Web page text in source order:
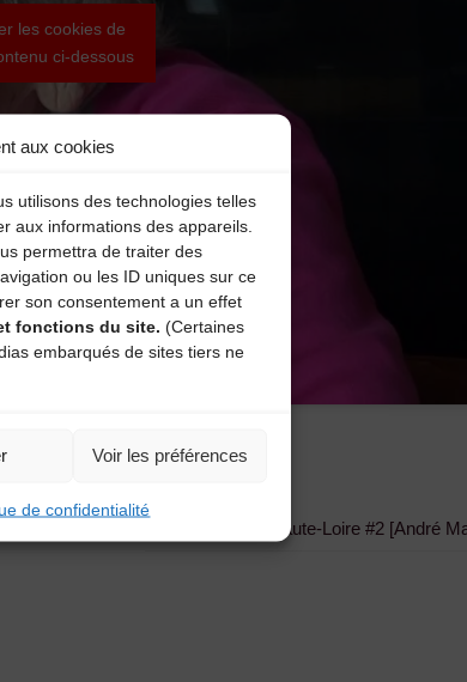
aux cookies
utilisons des technologies telles
aux informations des appareils.
permettra de traiter des
ou les ID uniques sur ce
son consentement a un effet
fonctions du site. (Certaines
embarqués de sites tiers ne
Voir les préférences
de confidentialité
les cookies de
ci-dessous
Paroles de Haute-Loire #2 [André